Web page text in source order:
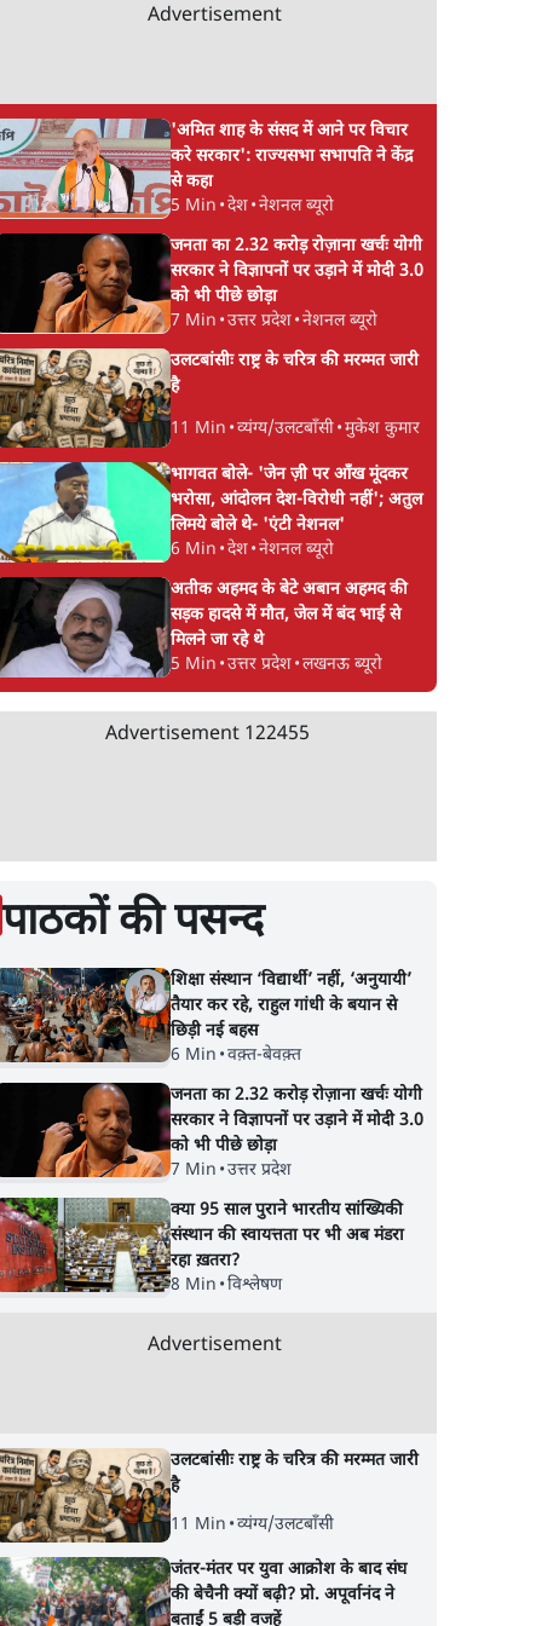
Advertisement
'अमित शाह के संसद में आने पर विचार
करे सरकार': राज्यसभा सभापति ने केंद्र
से कहा
5 Min •देश•नेशनल ब्यूरो
जनता का 2.32 करोड़ रोज़ाना खर्चः योगी
सरकार ने विज्ञापनों पर उड़ाने में मोदी 3.0
को भी पीछे छोड़ा
7 Min •उत्तर प्रदेश•नेशनल ब्यूरो
उलटबांसीः राष्ट्र के चरित्र की मरम्मत जारी
है
11 Min •व्यंग्य/उलटबाँसी•मुकेश कुमार
भागवत बोले- 'जेन ज़ी पर आँख मूंदकर
भरोसा, आंदोलन देश-विरोधी नहीं'; अतुल
लिमये बोले थे- 'एंटी नेशनल'
6 Min •देश•नेशनल ब्यूरो
अतीक अहमद के बेटे अबान अहमद की
सड़क हादसे में मौत, जेल में बंद भाई से
मिलने जा रहे थे
5 Min •उत्तर प्रदेश•लखनऊ ब्यूरो
Advertisement 122455
पाठकों की पसन्द
शिक्षा संस्थान ‘विद्यार्थी’ नहीं, ‘अनुयायी’
तैयार कर रहे, राहुल गांधी के बयान से
छिड़ी नई बहस
6 Min •वक़्त-बेवक़्त
जनता का 2.32 करोड़ रोज़ाना खर्चः योगी
सरकार ने विज्ञापनों पर उड़ाने में मोदी 3.0
को भी पीछे छोड़ा
7 Min •उत्तर प्रदेश
क्या 95 साल पुराने भारतीय सांख्यिकी
संस्थान की स्वायत्तता पर भी अब मंडरा
रहा ख़तरा?
8 Min •विश्लेषण
Advertisement
उलटबांसीः राष्ट्र के चरित्र की मरम्मत जारी
है
11 Min •व्यंग्य/उलटबाँसी
जंतर-मंतर पर युवा आक्रोश के बाद संघ
की बेचैनी क्यों बढ़ी? प्रो. अपूर्वानंद ने
बताईं 5 बड़ी वजहें